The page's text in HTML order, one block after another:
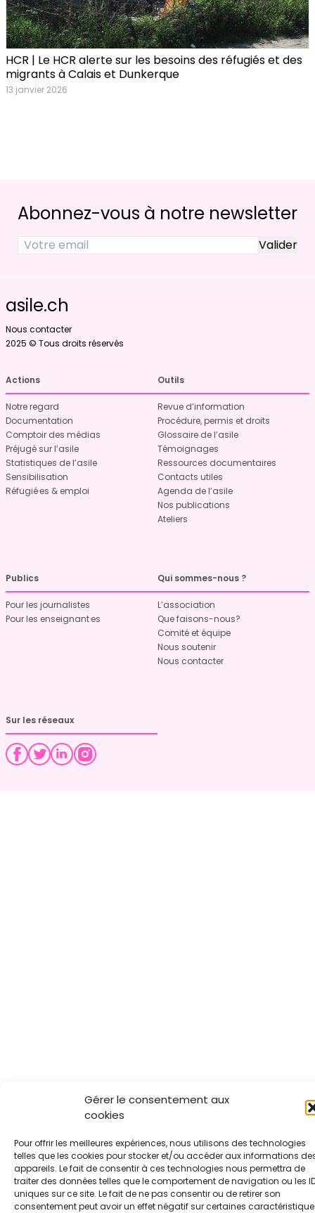
Gérer le consentement aux
cookies
Pour offrir les meilleures expériences, nous utilisons des technologies
telles que les cookies pour stocker et/ou accéder aux informations
appareils. Le fait de consentir à ces technologies nous permettra de
traiter des données telles que le comportement de navigation ou les
uniques sur ce site. Le fait de ne pas consentir ou de retirer son
consentement peut avoir un effet négatif sur certaines
HCR | Le HCR alerte sur les besoins des réfugiés et des
migrants à Calais et Dunkerque
13 janvier 2026
Abonnez-vous à notre newsletter
asile.ch
Nous contacter
2025 © Tous droits réservés
Actions
Notre regard
Documentation
Comptoir des médias
Préjugé sur l’asile
Statistiques de l’asile
Sensibilisation
Réfugié·es & emploi
Outils
Revue d’information
Procédure, permis et droits
Glossaire de l’asile
Témoignages
Ressources documentaires
Contacts utiles
Agenda de l’asile
Nos publications
Ateliers
Publics
Pour les journalistes
Pour les enseignant·es
Qui sommes-nous ?
L’association
Que faisons-nous?
Comité et équipe
Nous soutenir
Nous contacter
Sur les réseaux